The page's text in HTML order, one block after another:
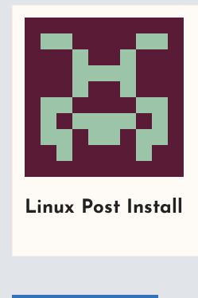
Linux Post Install